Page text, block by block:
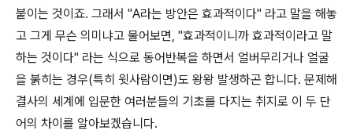
붙이는 것이죠. 그래서 "A라는 방안은 효과적이다" 라고 말을 해놓
고 그게 무슨 의미냐고 물어보면, "효과적이니까 효과적이라고 말
하는 것이다" 라는 식으로 동어반복을 하면서 얼버무리거나 얼굴
을 붉히는 경우(특히 윗사람이면)도 왕왕 발생하곤 합니다. 문제해
결사의 세계에 입문한 여러분들의 기초를 다지는 취지로 이 두 단
어의 차이를 알아보겠습니다.